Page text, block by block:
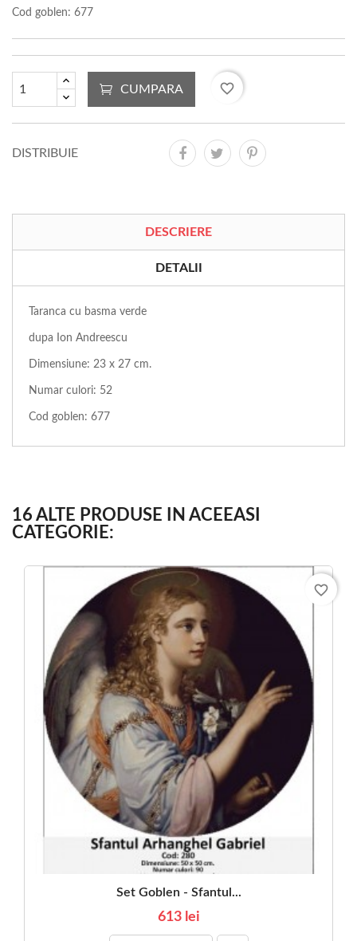
Cod goblen: 677
CUMPARA favorite_border
DISTRIBUIE
DESCRIERE
DETALII
Taranca cu basma verde
dupa Ion Andreescu
Dimensiune: 23 x 27 cm.
Numar culori: 52
Cod goblen: 677
16 ALTE PRODUSE IN ACEEASI
CATEGORIE:
Set Goblen - Sfantul...
613 lei
favorite_border